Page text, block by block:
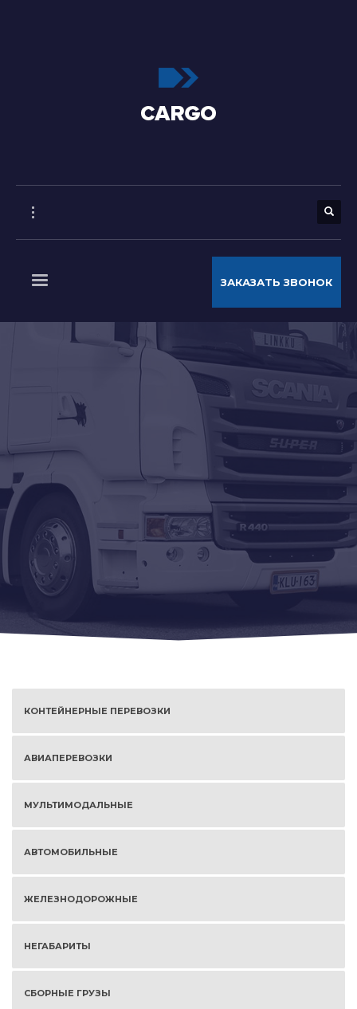
ЗАКАЗАТЬ ЗВОНОК
КОНТЕЙНЕРНЫЕ ПЕРЕВОЗКИ
АВИАПЕРЕВОЗКИ
МУЛЬТИМОДАЛЬНЫЕ
АВТОМОБИЛЬНЫЕ
ЖЕЛЕЗНОДОРОЖНЫЕ
НЕГАБАРИТЫ
СБОРНЫЕ ГРУЗЫ